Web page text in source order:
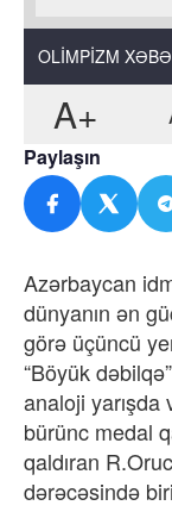
OLIMPIZM
A+
Paylaşın
Azərbaycan
dünyanın ən
görə üçüncü
“Böyük
analoji yarışda
bürünc medal
qaldıran
dərəcəsində